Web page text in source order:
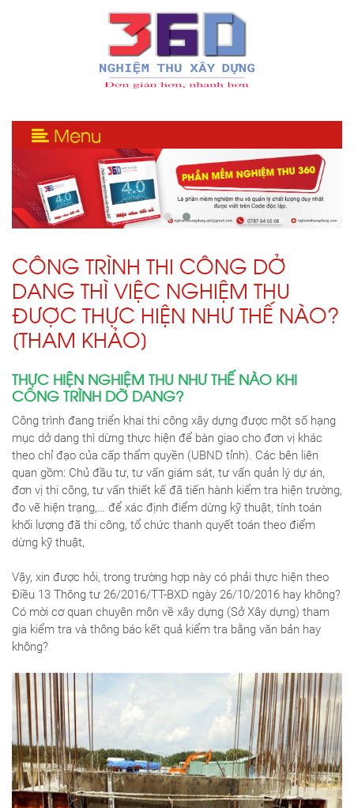
Menu
CÔNG TRÌNH THI CÔNG DỞ
DANG THÌ VIỆC NGHIỆM THU
ĐƯỢC THỰC HIỆN NHƯ THẾ NÀO?
[THAM KHẢO]
THỰC HIỆN NGHIỆM THU NHƯ THẾ NÀO KHI
CÔNG TRÌNH DỠ DANG?
Công trình đang triển khai thi công xây dựng được một số hạng
mục dở dang thì dừng thực hiện để bàn giao cho đơn vị khác
theo chỉ đạo của cấp thẩm quyền (UBND tỉnh). Các bên liên
quan gồm: Chủ đầu tư, tư vấn giám sát, tư vấn quản lý dự án,
đơn vị thi công, tư vấn thiết kế đã tiến hành kiểm tra hiện trường,
đo vẽ hiện trạng,… để xác định điểm dừng kỹ thuật, tính toán
khối lượng đã thi công, tổ chức thanh quyết toán theo điểm
dừng kỹ thuật,
Vậy, xin được hỏi, trong trường hợp này có phải thực hiện theo
Điều 13 Thông tư 26/2016/TT-BXD ngày 26/10/2016 hay không?
Có mời cơ quan chuyên môn về xây dựng (Sở Xây dựng) tham
gia kiểm tra và thông báo kết quả kiểm tra bằng văn bản hay
không?